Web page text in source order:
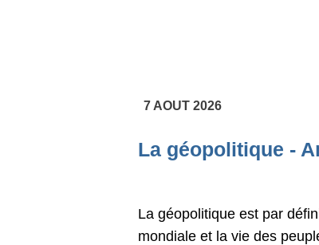
7 AOUT 2026
La géopolitique -
La géopolitique est par
mondiale et la vie des